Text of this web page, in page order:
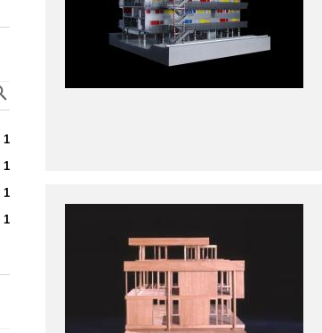
1
1
1
1